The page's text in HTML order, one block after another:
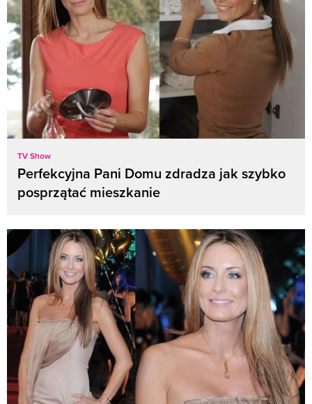
TV Show
Perfekcyjna Pani Domu zdradza jak szybko
posprzątać mieszkanie